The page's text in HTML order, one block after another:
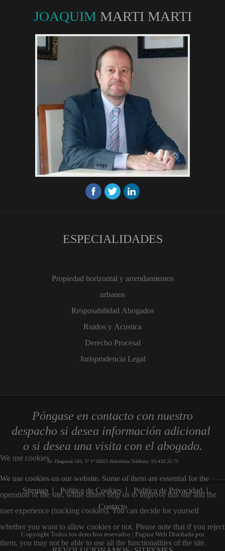
JOAQUIM MARTI MARTI
ESPECIALIDADES
Propiedad horizontal y arrendamientos
urbanos
Resposabilidad Abogados
Ruidos y Acustica
Derecho Procesal
Jurisprudencia Legal
Póngase en contacto con nuestro
despacho si desea información adicional
o si desea una visita con el abogado.
Av. Diagonal 586; 5º 1ª 08021-Barcelona Teléfono: 93-439.26.79
Sitemap Politica de Cookies
Politica de Privacidad
Contacto
Copyright Todos los derechos resevados | Pagina Web Diseñada por
We use cookies
We use cookies on our website. Some of them are essential for the
operation of the site, while others help us to improve this site and the
user experience (tracking cookies). You can decide for yourself
whether you want to allow cookies or not. Please note that if you reject
them, you may not be able to use all the functionalities of the site.